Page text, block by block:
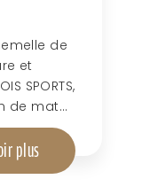
de
et
SPORTS,
de mat...
plus